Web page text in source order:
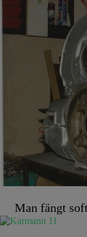
Man fängt